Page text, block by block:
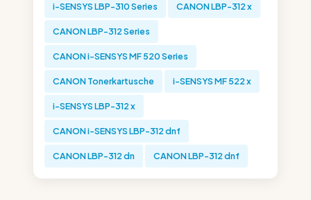
i-SENSYS LBP-310 Series CANON LBP-312 x
CANON LBP-312 Series
CANON i-SENSYS MF 520 Series
CANON Tonerkartusche i-SENSYS MF 522 x
i-SENSYS LBP-312 x
CANON i-SENSYS LBP-312 dnf
CANON LBP-312 dn CANON LBP-312 dnf